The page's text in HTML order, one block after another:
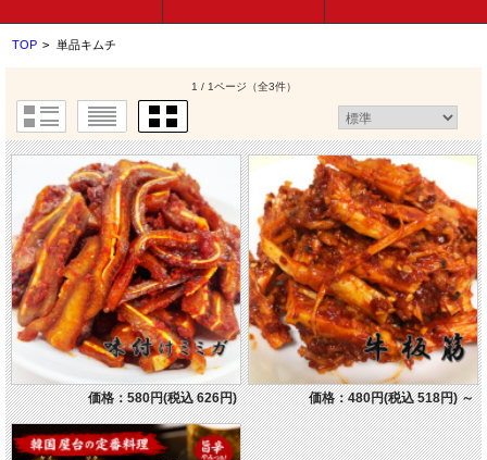
TOP > 単品キムチ
1 / 1ページ （全3件）
価格：580円(税込 626円) 価格：480円(税込 518円)～